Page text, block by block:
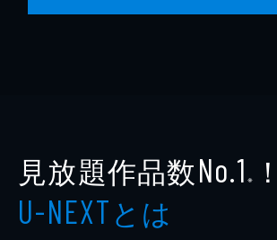
見放題作品数No.1 ※ ！
U-NEXTとは